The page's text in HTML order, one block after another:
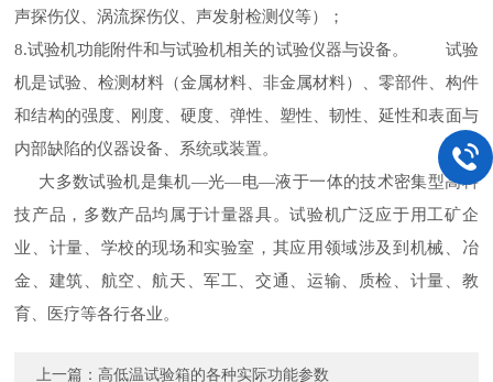
声探伤仪、涡流探伤仪、声发射检测仪等）；
8.试验机功能附件和与试验机相关的试验仪器与设备。 试验
机是试验、检测材料（金属材料、非金属材料）、零部件、构件
和结构的强度、刚度、硬度、弹性、塑性、韧性、延性和表面与
内部缺陷的仪器设备、系统或装置。
大多数试验机是集机—光—电—液于一体的技术密集型高科
技产品，多数产品均属于计量器具。试验机广泛应于用工矿企
业、计量、学校的现场和实验室，其应用领域涉及到机械、冶
金、建筑、航空、航天、军工、交通、运输、质检、计量、教
育、医疗等各行各业。
上一篇：高低温试验箱的各种实际功能参数